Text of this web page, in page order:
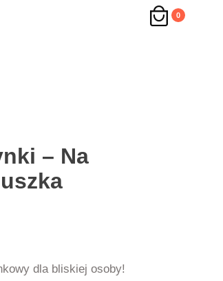
0
– Na
dla bliskiej osoby!